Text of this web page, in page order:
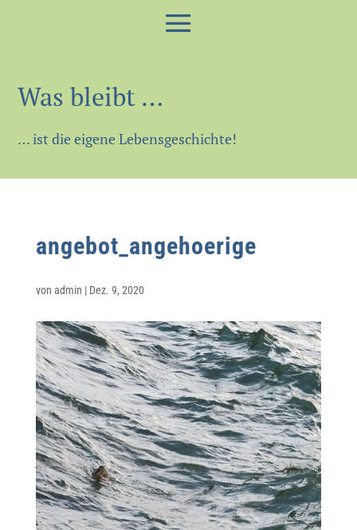
Was bleibt …
… ist die eigene Lebensgeschichte!
angebot_angehoerige
von admin | Dez. 9, 2020